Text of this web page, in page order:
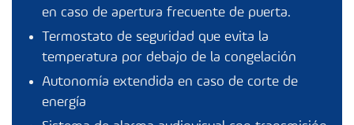
en caso de apertura frecuente de puerta.
Termostato de seguridad que evita la
temperatura por debajo de la congelación
Autonomía extendida en caso de corte de
energía